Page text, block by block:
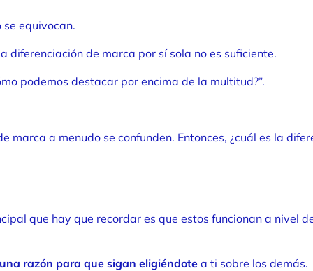
equivocan.
de marca por sí sola no es suficiente.
podemos destacar por encima de la multitud?”.
a menudo se confunden. Entonces, ¿cuál es la
que hay que recordar es que estos funcionan a
una razón para que sigan eligiéndote a ti sobre los demás.